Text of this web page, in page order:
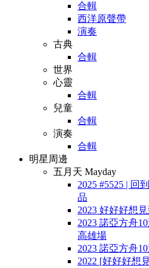
合輯
西洋原聲帶
演奏
古典
合輯
世界
心靈
合輯
兒童
合輯
演奏
合輯
明星周邊
五月天 Mayday
2025 #5525 | 回
品
2023 好好好想
2023 諾亞方舟
高雄場
2023 諾亞方舟
2022 [好好好想